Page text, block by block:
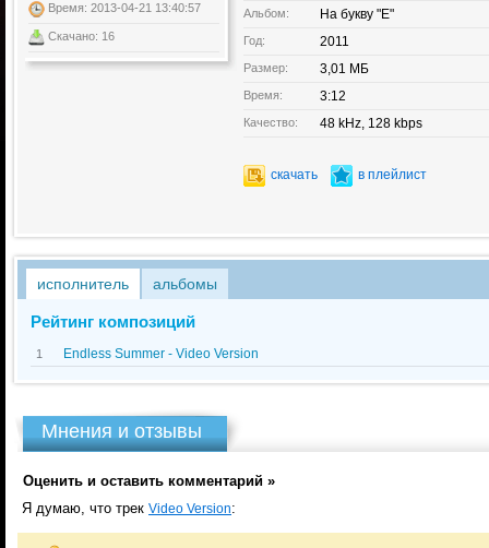
Время: 2013-04-21 13:40:57
Скачано: 16
Альбом: На букву "Е"
Год: 2011
Размер: 3,01 МБ
Время: 3:12
Качество: 48 kHz, 128 kbps
скачать в плейлист
исполнитель альбомы
Рейтинг композиций
1 Endless Summer - Video Version
Мнения и отзывы
Оценить и оставить комментарий »
Я думаю, что трек Video Version: